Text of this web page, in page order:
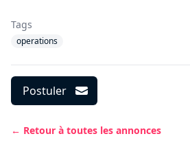
Tags
operations
Postuler
← Retour à toutes les annonces